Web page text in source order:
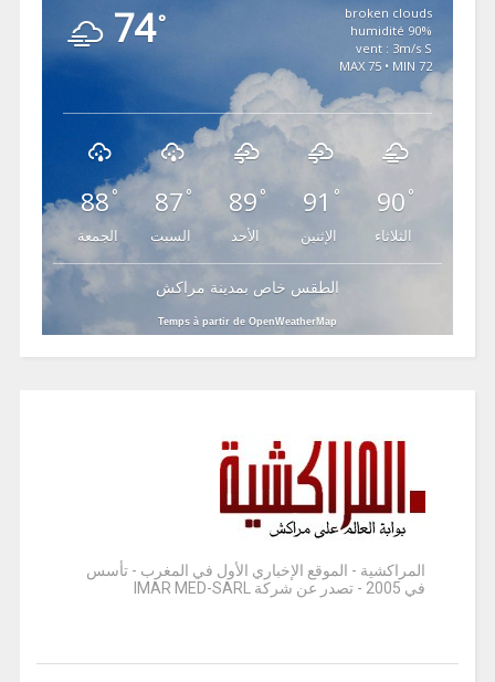
74°
broken clouds
90% humidité
vent : 3m/s S
MAX 75 • MIN 72
88°
الجمعة
87 °
السبت
89°
الأحد
91 °
الإثنين
90 °
الثلاثاء
الطقس خاص بمدينة مراكش
Temps à partir de OpenWeatherMap
المراكشية - الموقع الإخباري الأول في المغرب - تأسس
في 2005 - تصدر عن شركة IMAR MED-SARL